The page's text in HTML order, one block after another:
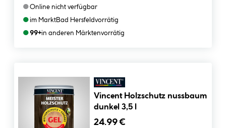
●Online nicht verfügbar
●im MarktBad Hersfeldvorrätig
●99+in anderen Märktenvorrätig
Vincent Holzschutz nussbaum
dunkel 3,5 l
24.99 €